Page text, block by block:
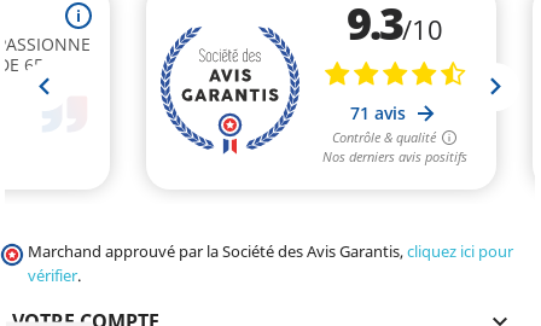
Marchand approuvé par la Société des Avis Garantis,cliquez ici pour
vérifier.